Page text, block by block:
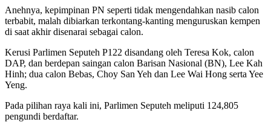
Anehnya, kepimpinan PN seperti tidak mengendahkan nasib calon
terbabit, malah dibiarkan terkontang-kanting menguruskan kempen
di saat akhir disenarai sebagai calon.
Kerusi Parlimen Seputeh P122 disandang oleh Teresa Kok, calon
DAP, dan berdepan saingan calon Barisan Nasional (BN), Lee Kah
Hinh; dua calon Bebas, Choy San Yeh dan Lee Wai Hong serta Yee
Yeng.
Pada pilihan raya kali ini, Parlimen Seputeh meliputi 124,805
pengundi berdaftar.